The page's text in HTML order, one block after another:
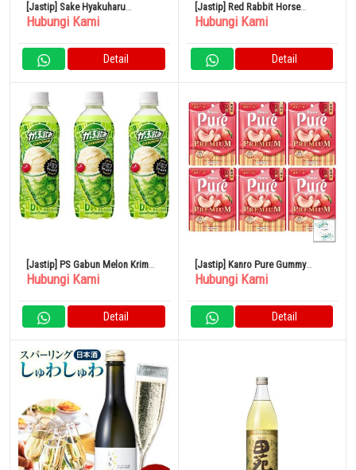
[Jastip] Sake Hyakuharu
Tobintori Junmai Daiginjo 1.8L
Hubungi Kami
Detail
[Jastip] Red Rabbit Horse
(Ungu) Sweet Potato 1800ml
Hubungi Kami
Detail
[Jastip] PS Gabun Melon Krim
Soda 500ml 24 Buah
Hubungi Kami
Detail
[Jastip] Kanro Pure Gummy
Premium Yamanashi White Peach
Hubungi Kami
Detail